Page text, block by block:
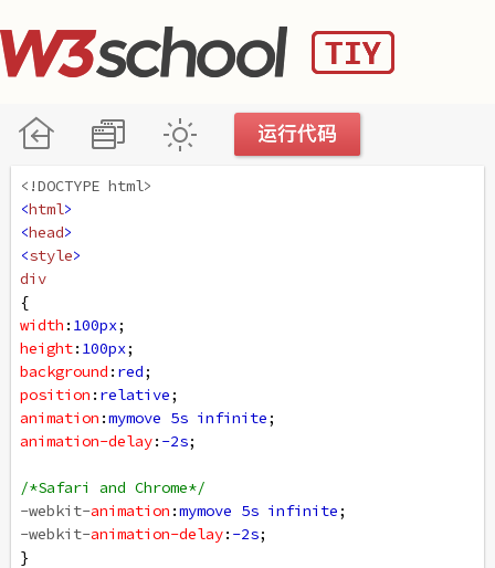
<!DOCTYPE html>
<html>
<head>
<style>
div
{
width : 100px;
height: 100px;
background : red;
position : relative;
animation :mymove 5s infinite;
animation-delay: -2s;
/*Safari and Chrome*/
-webkit-animation :mymove 5s infinite;
-webkit-animation-delay: -2s;
}